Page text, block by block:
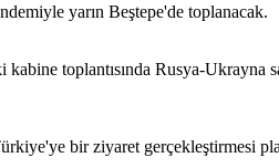
yarın Beştepe'de toplanacak.
toplantısında Rusya-
bir ziyaret gerçekleştirmesi